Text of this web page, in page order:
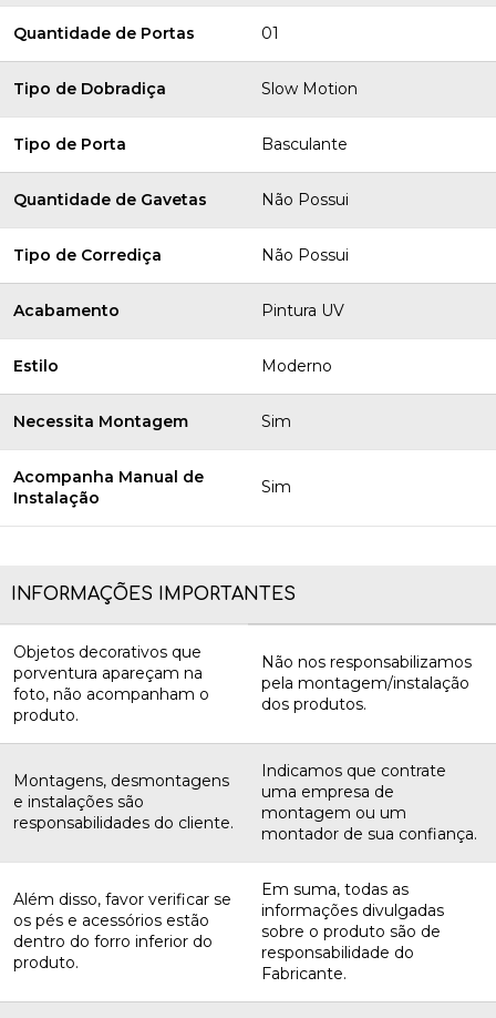
Quantidade de Portas 01
Tipo de Dobradiça Slow Motion
Tipo de Porta Basculante
Quantidade de Gavetas Não Possui
Tipo de Corrediça Não Possui
Acabamento Pintura UV
Estilo Moderno
Necessita Montagem Sim
Acompanha Manual de
Instalação
Sim
INFORMAÇÕES IMPORTANTES
Objetos decorativos que
porventura apareçam na
foto, não acompanham o
produto.
Não nos responsabilizamos
pela montagem/instalação
dos produtos.
Montagens, desmontagens
e instalações são
responsabilidades do cliente.
Indicamos que contrate
uma empresa de
montagem ou um
montador de sua confiança.
Além disso, favor verificar se
os pés e acessórios estão
dentro do forro inferior do
produto.
Em suma, todas as
informações divulgadas
sobre o produto são de
responsabilidade do
Fabricante.